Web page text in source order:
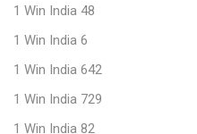
1 Win India 48
1 Win India 6
1 Win India 642
1 Win India 729
1 Win India 82